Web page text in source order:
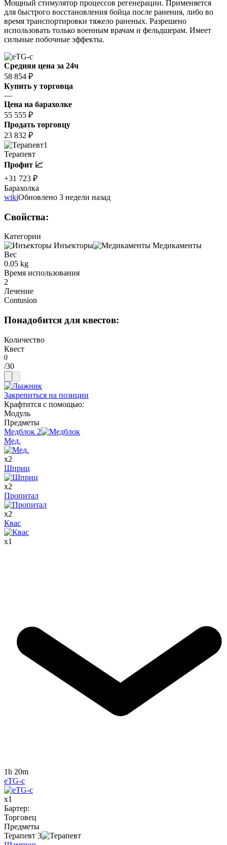
Мощный стимулятор процессов регенерации. Применяется
для быстрого восстановления бойца после ранения, либо во
время транспортировки тяжело раненых. Разрешено
использовать только военным врачам и фельдшерам. Имеет
сильные побочные эффекты.
Средняя цена за 24ч
58 854 ₽
Купить у торговца
—
Цена на барахолке
55 555 ₽
Продать торговцу
23 832 ₽
1
Терапевт
Профит 📈
+31 723 ₽
Барахолка
wikiОбновлено 3 недели назад
Свойства:
Категории
Инъекторы
Медикаменты
Вес
0.05 kg
Время использования
2
Лечение
Contusion
Понадобится для квестов:
Количество
Квест
/30
Закрепиться на позиции
Крафтится с помощью:
Модуль
Предметы
Медблок 2
Мед.
x2
Шприц
x2
Пропитал
x2
Квас
x1
1h 20m
eTG-c
x1
Бартер:
Торговец
Предметы
Терапевт 3